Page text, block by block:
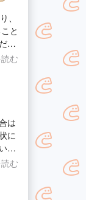
、
き
む
は
に
し
む